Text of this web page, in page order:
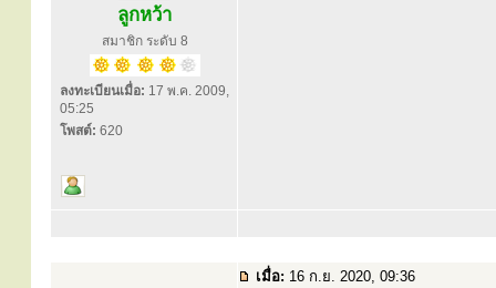
ลูกหว้า
สมาชิก ระดับ 8
ลงทะเบียนเมื่อ: 17 พ.ค. 2009,
05:25
โพสต์: 620
เมื่อ: 16 ก.ย. 2020, 09:36